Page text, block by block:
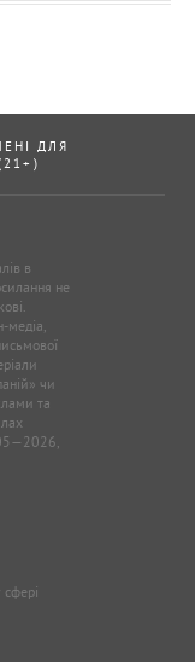
ДЛЯ
в
не
медіа,
чи
та
сфері